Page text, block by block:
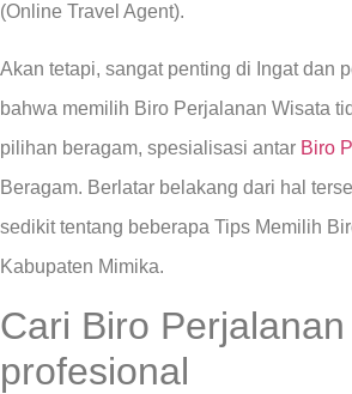
(Online Travel Agent).
Akan tetapi, sangat penting di Ingat dan
bahwa memilih Biro Perjalanan Wisata
pilihan beragam, spesialisasi antar Biro
Beragam. Berlatar belakang dari hal
sedikit tentang beberapa Tips Memilih
Kabupaten Mimika.
Cari Biro
profesional